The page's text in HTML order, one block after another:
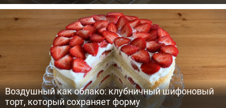
Воздушный как облако: клубничный шифоновый
торт, который сохраняет форму